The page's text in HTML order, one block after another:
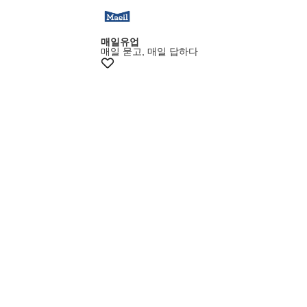
매일유업
매일 묻고, 매일 답하다